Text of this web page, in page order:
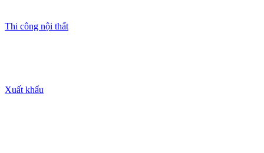
Thi công nội thất
Xuất khẩu